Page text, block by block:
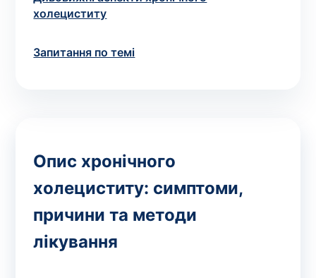
холециститу
Запитання по темі
Опис хронічного
холециститу: симптоми,
причини та методи
лікування
Якщо ви не знаєте, які аналізи вам необхідні,
запишіться до лікаряна консультацію .
* Адміністрація клініки вживає всіх заходів для
своєчасного оновлення розміщеного на сайті прайс-
листа. Проте, щоб уникнути можливих непорозумінь,